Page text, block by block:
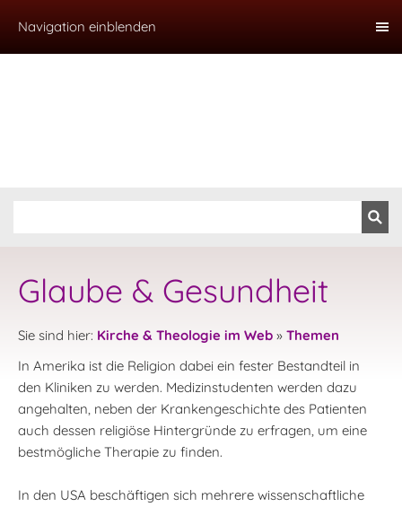
Navigation einblenden
Glaube & Gesundheit
Sie sind hier: Kirche & Theologie im Web » Themen
In Amerika ist die Religion dabei ein fester Bestandteil in
den Kliniken zu werden. Medizinstudenten werden dazu
angehalten, neben der Krankengeschichte des Patienten
auch dessen religiöse Hintergründe zu erfragen, um eine
bestmögliche Therapie zu finden.
In den USA beschäftigen sich mehrere wissenschaftliche